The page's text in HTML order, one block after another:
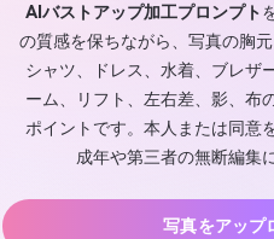
AIバストアップ加工プロンプト
の質感を保ちながら、写真の胸
シャツ、ドレス、水着、ブレザ
ーム、リフト、左右差、影、布
ポイントです。本人または同意
成年や第三者の無断編集
写真をアップ